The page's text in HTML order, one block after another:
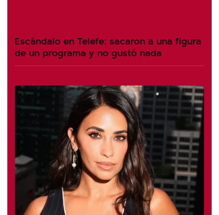
Escándalo en Telefe: sacaron a una figura
de un programa y no gustó nada